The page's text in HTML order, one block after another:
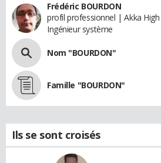
Frédéric BOURDON
profil professionnel | Akka
Ingénieur système
Nom "BOURDON"
Famille "BOURDON"
Ils se sont croisés